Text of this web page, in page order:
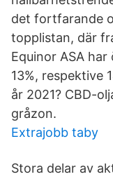
det fortfarande
topplistan, där
Equinor ASA
13%, respektive
år 2021? CBD-
gråzon.
Extrajobb taby
Stora delar av